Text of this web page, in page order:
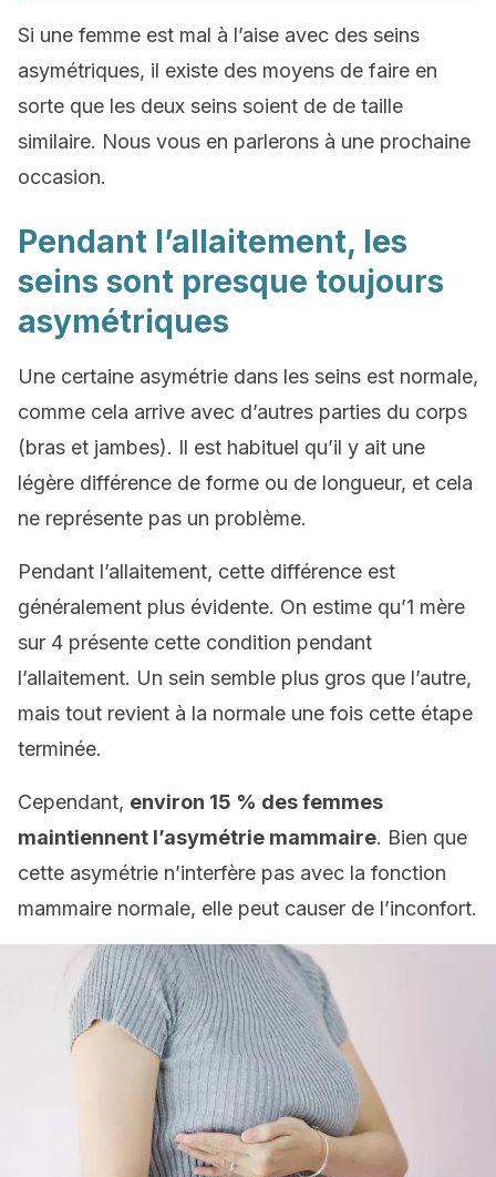
Si une femme est mal à l’aise avec des seins
asymétriques, il existe des moyens de faire en
sorte que les deux seins soient de de taille
similaire. Nous vous en parlerons à une prochaine
occasion.
Pendant l’allaitement, les
seins sont presque toujours
asymétriques
Une certaine asymétrie dans les seins est normale,
comme cela arrive avec d’autres parties du corps
(bras et jambes). Il est habituel qu’il y ait une
légère différence de forme ou de longueur, et cela
ne représente pas un problème.
Pendant l’allaitement, cette différence est
généralement plus évidente. On estime qu’1 mère
sur 4 présente cette condition pendant
l’allaitement. Un sein semble plus gros que l’autre,
mais tout revient à la normale une fois cette étape
terminée.
Cependant, environ 15 % des femmes
maintiennent l’asymétrie mammaire. Bien que
cette asymétrie n’interfère pas avec la fonction
mammaire normale, elle peut causer de l’inconfort.